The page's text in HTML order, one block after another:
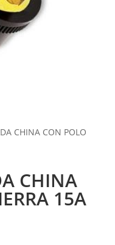
CHINA CON POLO
CHINA
15A